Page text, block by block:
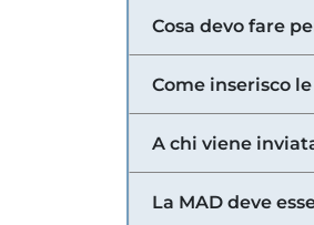
Cosa devo fare
Come inserisco
A chi viene
La MAD deve